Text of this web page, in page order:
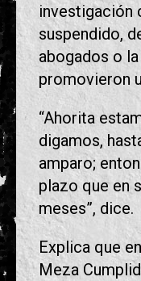
investigación
suspendido,
abogados o
promovieron
“Ahorita
digamos,
amparo;
plazo que en
meses”, dice.
Explica que
Meza